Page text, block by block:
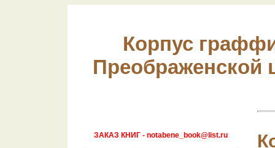
Корпус
Преображенской
ЗАКАЗ КНИГ - notabene_book@list.ru